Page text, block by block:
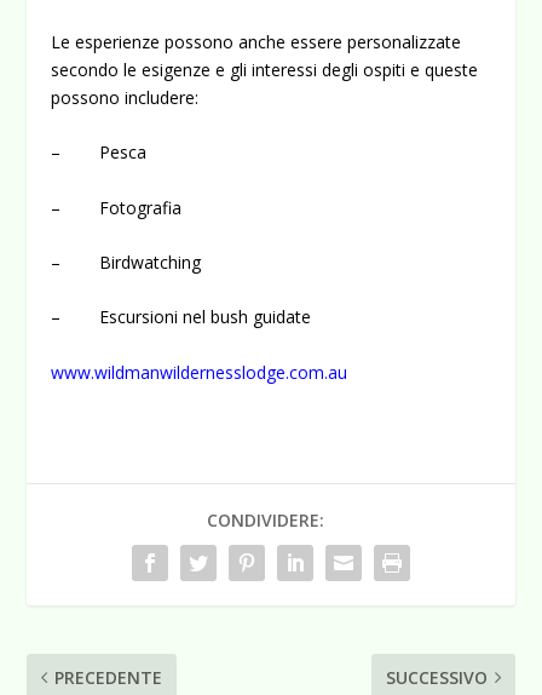
Le esperienze possono anche essere personalizzate
secondo le esigenze e gli interessi degli ospiti e queste
possono includere:
– Pesca
– Fotografia
– Birdwatching
– Escursioni nel bush guidate
www.wildmanwildernesslodge.com.au
CONDIVIDERE:
PRECEDENTE SUCCESSIVO